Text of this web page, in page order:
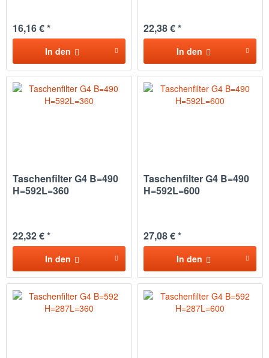
16,16 € *
In den
22,38 € *
In den
Taschenfilter G4 B=490
H=592L=360
22,32 € *
In den
Taschenfilter G4 B=490
H=592L=600
27,08 € *
In den